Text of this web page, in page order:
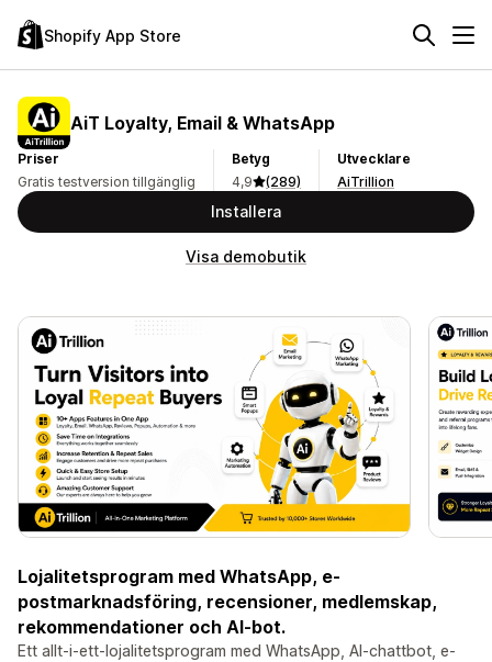
Shopify App Store
AiT Loyalty, Email & WhatsApp
Priser
Gratis testversion tillgänglig
Betyg
4,9
(289)
Utvecklare
AiTrillion
Installera
Visa demobutik
Lojalitetsprogram med WhatsApp, e-
postmarknadsföring, recensioner, medlemskap,
rekommendationer och AI-bot.
Ett allt-i-ett-lojalitetsprogram med WhatsApp, AI-chattbot, e-